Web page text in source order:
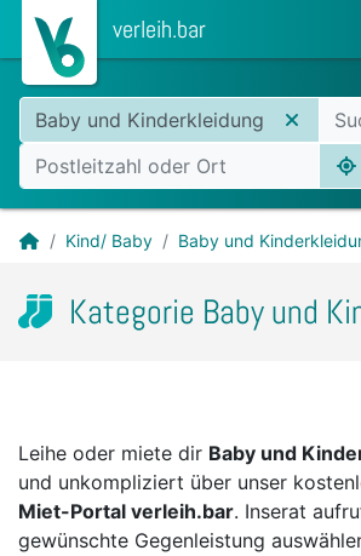
verleih.bar
Baby und Kinderkleidung
Kind/ Baby Baby und
Kategorie Baby und
Leihe oder miete dir Baby und
und unkompliziert über unser
Miet-Portal verleih.bar. Inserat
gewünschte Gegenleistung